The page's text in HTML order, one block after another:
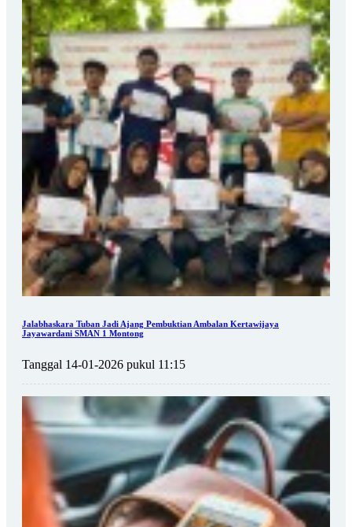
Jalabhaskara Tuban Jadi Ajang Pembuktian Ambalan Kertawijaya
Jayawardani SMAN 1 Montong
Tanggal 14-01-2026 pukul 11:15